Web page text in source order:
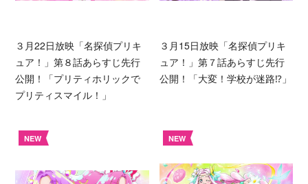
３月22日放映「名探偵プリキ
ュア！」第８話あらすじ先行
公開！「プリティホリックで
プリティスマイル！」
３月15日放映「名探偵プリキ
ュア！」第７話あらすじ先行
公開！「大変！学校が迷路⁉︎」
NEW NEW